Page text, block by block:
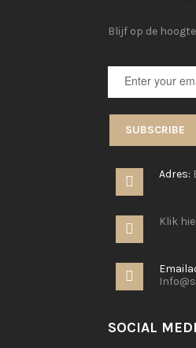
Blijf op de
SUBSCRIBE
CONTACT
Adres:
Klik
SOCIAL